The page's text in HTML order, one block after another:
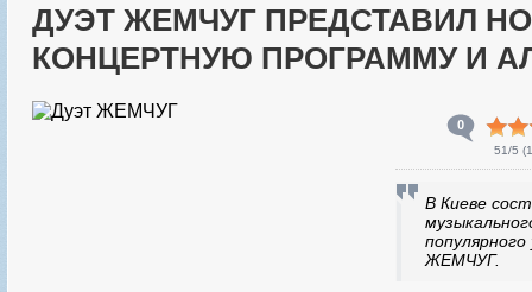
ДУЭТ ЖЕМЧУГ ПРЕДСТАВИЛ
КОНЦЕРТНУЮ ПРОГРАММУ И
0
51/5 (
В Киеве
популярного
ЖЕМЧУГ.